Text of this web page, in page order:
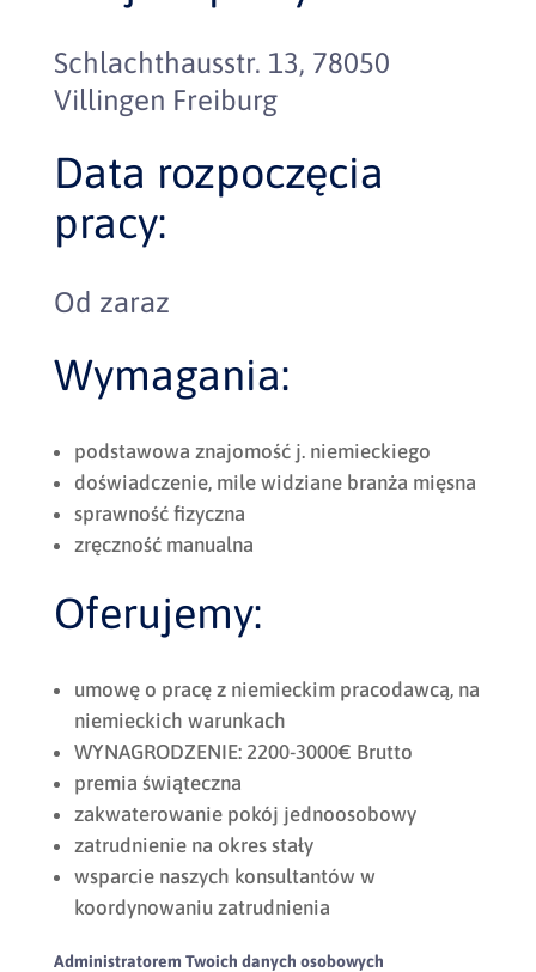
Schlachthausstr. 13, 78050
Villingen Freiburg
Data rozpoczęcia
pracy:
Od zaraz
Wymagania:
podstawowa znajomość j. niemieckiego
doświadczenie, mile widziane branża mięsna
sprawność fizyczna
zręczność manualna
Oferujemy:
umowę o pracę z niemieckim pracodawcą, na
niemieckich warunkach
WYNAGRODZENIE: 2200-3000€ Brutto
premia świąteczna
zakwaterowanie pokój jednoosobowy
zatrudnienie na okres stały
wsparcie naszych konsultantów w
koordynowaniu zatrudnienia
Administratorem Twoich danych osobowych